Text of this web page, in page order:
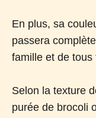
En plus, sa
passera
famille et de tous
Selon la texture
purée de brocoli